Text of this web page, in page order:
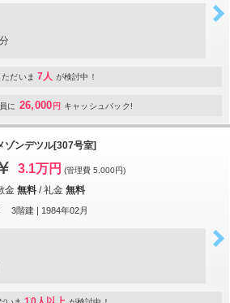
ただいま 7人 が検討中！
に 26,000 円 キャッシュバック!
ゾンデツル[307号室]
3.1万円 (管理費 5,000円)
金 無料 /礼金 無料
3階建 | 1984年02月